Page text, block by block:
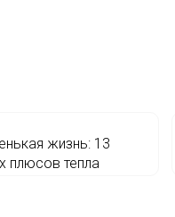
жизнь: 13
плюсов тепла